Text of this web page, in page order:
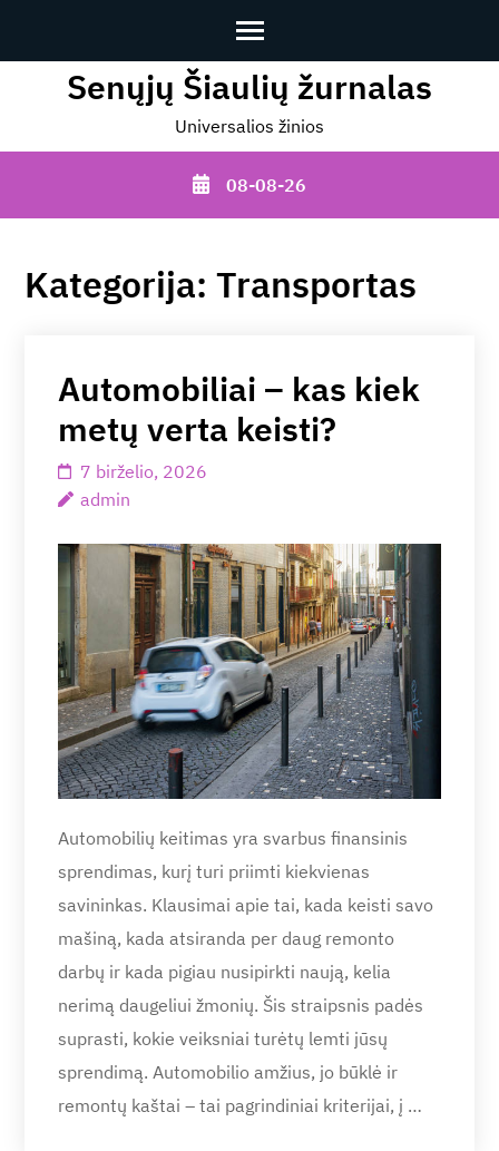
Senųjų Šiaulių žurnalas
Universalios žinios
08-08-26
Kategorija: Transportas
Automobiliai – kas kiek
metų verta keisti?
7 birželio, 2026
admin
Automobilių keitimas yra svarbus finansinis
sprendimas, kurį turi priimti kiekvienas
savininkas. Klausimai apie tai, kada keisti savo
mašiną, kada atsiranda per daug remonto
darbų ir kada pigiau nusipirkti naują, kelia
nerimą daugeliui žmonių. Šis straipsnis padės
suprasti, kokie veiksniai turėtų lemti jūsų
sprendimą. Automobilio amžius, jo būklė ir
remontų kaštai – tai pagrindiniai kriterijai, į …